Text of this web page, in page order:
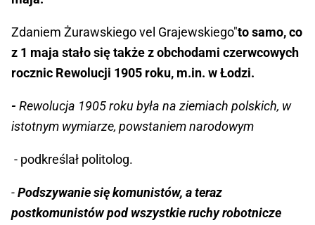
Zdaniem Żurawskiego vel Grajewskiego"to samo, co
z 1 maja stało się także z obchodami czerwcowych
rocznic Rewolucji 1905 roku, m.in. w Łodzi.
- Rewolucja 1905 roku była na ziemiach polskich, w
istotnym wymiarze, powstaniem narodowym
- podkreślał politolog.
-Podszywanie się komunistów, a teraz
postkomunistów pod wszystkie ruchy robotnicze